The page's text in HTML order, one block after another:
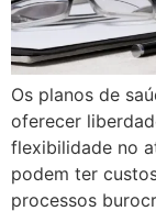
Os planos de
oferecer
flexibilidade no
podem ter
processos